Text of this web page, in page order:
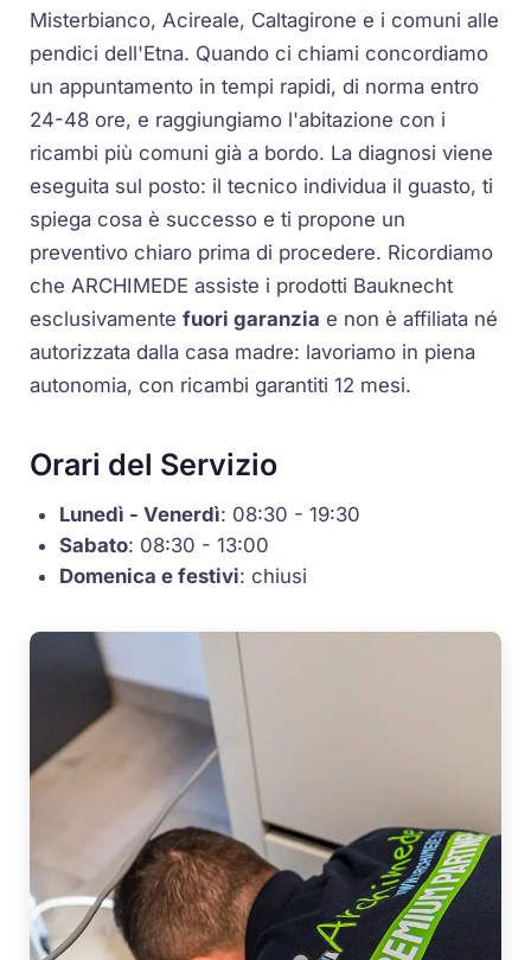
Misterbianco, Acireale, Caltagirone e i comuni alle
pendici dell'Etna. Quando ci chiami concordiamo
un appuntamento in tempi rapidi, di norma entro
24-48 ore, e raggiungiamo l'abitazione con i
ricambi più comuni già a bordo. La diagnosi viene
eseguita sul posto: il tecnico individua il guasto, ti
spiega cosa è successo e ti propone un
preventivo chiaro prima di procedere. Ricordiamo
che ARCHIMEDE assiste i prodotti Bauknecht
esclusivamentefuori garanzia e non è affiliata né
autorizzata dalla casa madre: lavoriamo in piena
autonomia, con ricambi garantiti 12 mesi.
Orari del Servizio
Lunedì - Venerdì: 08:30 - 19:30
Sabato: 08:30 - 13:00
Domenica e festivi: chiusi